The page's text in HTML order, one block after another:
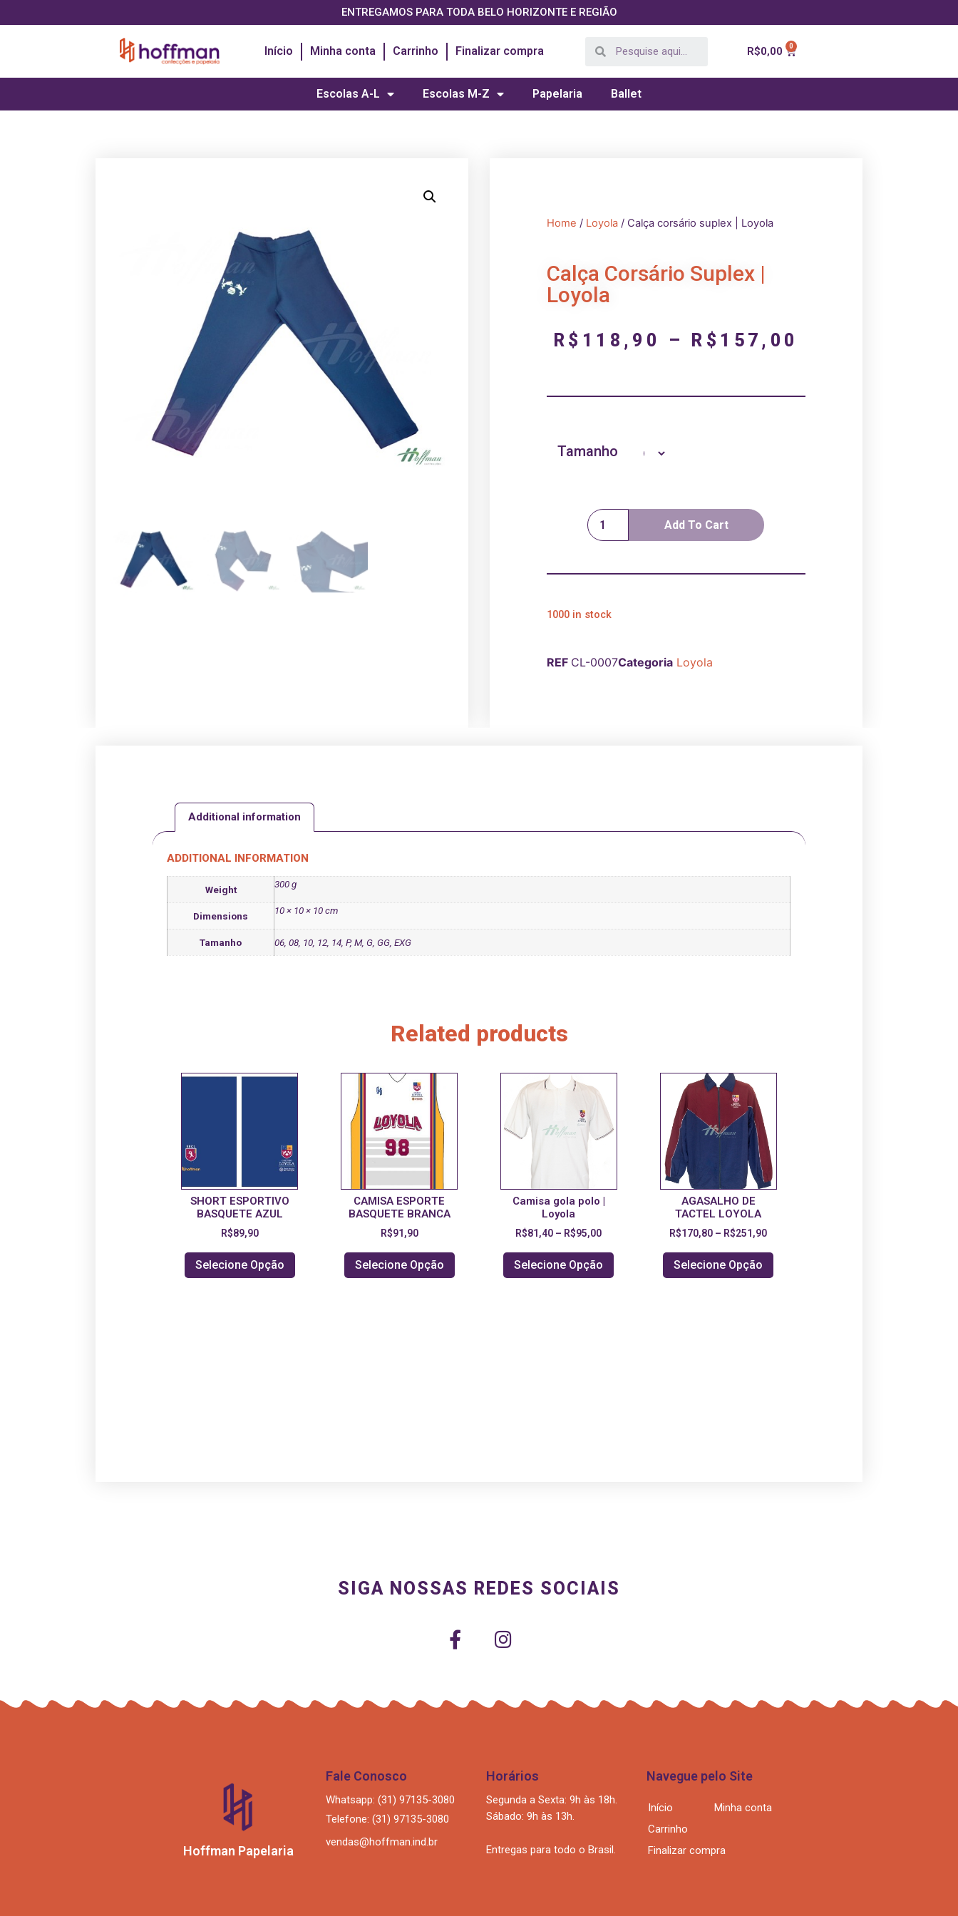
ENTREGAMOS PARA TODA BELO HORIZONTE E REGIÃO
Início Minha conta Carrinho Finalizar compra R$0,00
Escolas A-L Escolas M-Z Papelaria Ballet
Home / Loyola / Calça corsário suplex | Loyola
Calça Corsário Suplex |
Loyola
R$ 118,90 – R$ 157,00
Tamanho
Add To Cart
1000 in stock
REF CL-0007Categoria Loyola
Additional information
ADDITIONAL INFORMATION
Weight 300 g
Dimensions 10 × 10 × 10 cm
Tamanho 06, 08, 10, 12, 14, P, M, G, GG, EXG
Related products
SHORT ESPORTIVO
BASQUETE AZUL
R$89,90
Selecione Opção
CAMISA ESPORTE
BASQUETE BRANCA
R$91,90
Selecione Opção
Camisa gola polo |
Loyola
R$81,40 – R$95,00
Selecione Opção
AGASALHO DE
TACTEL LOYOLA
R$170,80 – R$251,90
Selecione Opção
SIGA NOSSAS REDES SOCIAIS
Hoffman Papelaria
Fale Conosco
Whatsapp: (31) 97135-3080
Telefone: (31) 97135-3080
vendas@hoffman.ind.br
Horários
Segunda a Sexta: 9h às 18h.
Sábado: 9h às 13h.
Entregas para todo o Brasil.
Navegue pelo Site
Início
Minha conta
Carrinho
Finalizar compra